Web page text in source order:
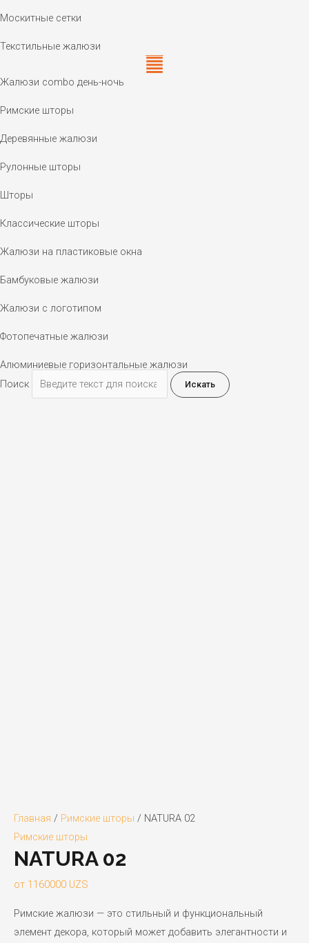
Москитные сетки
Текстильные жалюзи
Жалюзи combo день-ночь
Римские шторы
Деревянные жалюзи
Рулонные шторы
Шторы
Классические шторы
Жалюзи на пластиковые окна
Бамбуковые жалюзи
Жалюзи с логотипом
Фотопечатные жалюзи
Алюминиевые горизонтальные жалюзи
Поиск
Искать
Главная / Римские шторы / NATURA 02
Римские шторы
NATURA 02
от 1160000 UZS
Римские жалюзи — это стильный и функциональный
элемент декора, который может добавить элегантности и